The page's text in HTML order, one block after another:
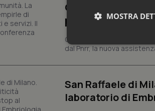
Case di
punto della
Con 1.224 Case di
dal Pnrr, la nuova
San Raffaele di
laboratorio di
MOSTRA